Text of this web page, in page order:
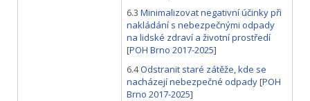
6.3 Minimalizovat negativní účinky při
nakládání s nebezpečnými odpady
na lidské zdraví a životní prostředí
[POH Brno 2017-2025]
6.4Odstranit staré zátěže, kde se
nacházejí nebezpečné odpady[POH
Brno 2017-2025]